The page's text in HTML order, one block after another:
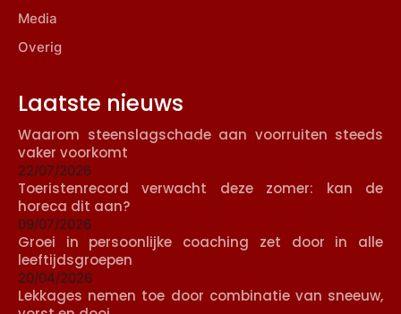
Media
Overig
Laatste nieuws
Waarom steenslagschade aan voorruiten steeds
vaker voorkomt
22/07/2026
Toeristenrecord verwacht deze zomer: kan de
horeca dit aan?
09/07/2026
Groei in persoonlijke coaching zet door in alle
leeftijdsgroepen
20/04/2026
Lekkages nemen toe door combinatie van sneeuw,